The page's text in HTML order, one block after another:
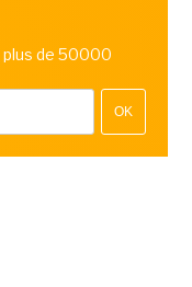
de 50000
OK